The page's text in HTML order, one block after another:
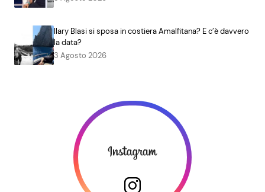
Ilary Blasi si sposa in costiera Amalfitana? E c’è davvero
la data?
3 Agosto 2026